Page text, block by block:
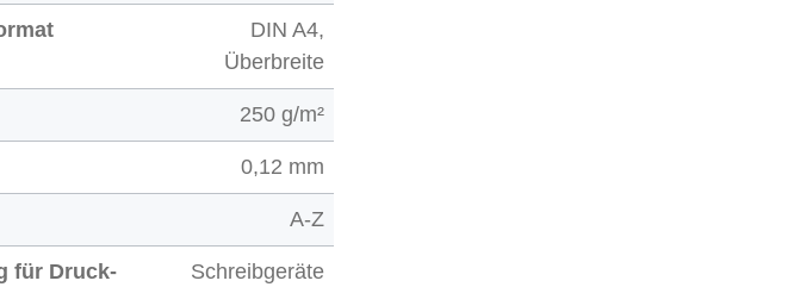
DIN A4,
Überbreite
250 g/m²
0,12 mm
A-Z
für Druck-
Schreibgeräte